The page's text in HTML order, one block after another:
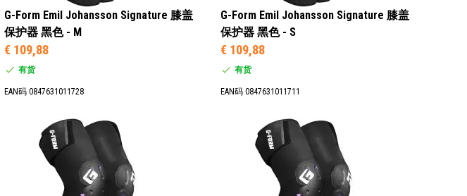
G-Form Emil Johansson Signature 膝盖
保护器 黑色 - M
€ 109,88
有货
EAN码 0847631011728
G-Form Emil Johansson Signature 膝盖
保护器 黑色 - S
€ 109,88
有货
EAN码 0847631011711